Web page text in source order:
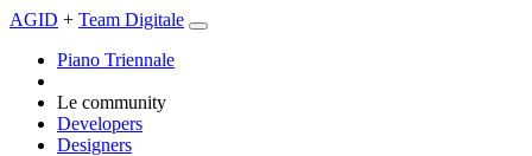
AGID + Team Digitale
Piano Triennale
Le community
Developers
Designers